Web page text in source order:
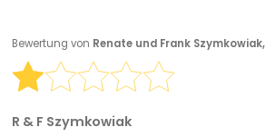
Bewertung von Renate und Frank Szymkowiak,
R & F Szymkowiak